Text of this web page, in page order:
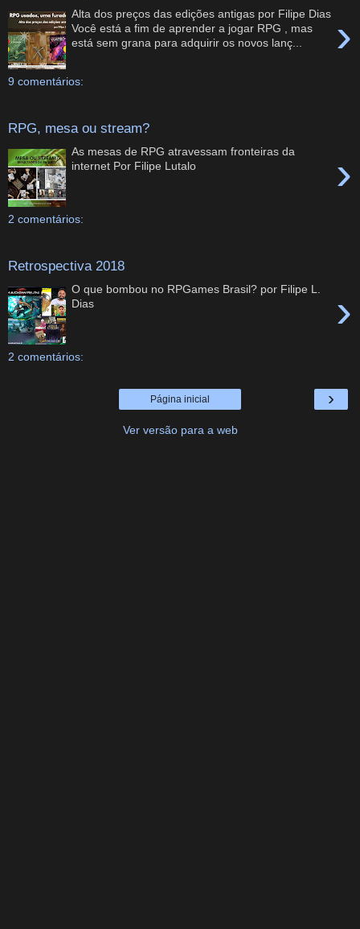
›
Alta dos preços das edições antigas por Filipe Dias
Você está a fim de aprender a jogar RPG , mas
está sem grana para adquirir os novos lanç...
9 comentários:
RPG, mesa ou stream?
›
As mesas de RPG atravessam fronteiras da
internet Por Filipe Lutalo
2 comentários:
Retrospectiva 2018
›
O que bombou no RPGames Brasil? por Filipe L.
Dias
2 comentários:
›
Página inicial
Ver versão para a web